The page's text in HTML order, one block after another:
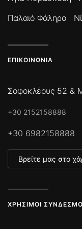
Παλαιό Φάληρο
ΕΠΙΚΟΙΝΩΝΊΑ
Σοφοκλέους 52 &
+30 2152158888
+30 6982158888
Βρείτε μας στο
ΧΡΉΣΙΜΟΙ